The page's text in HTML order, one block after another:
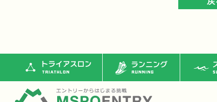
トライアスロン ランニング ス